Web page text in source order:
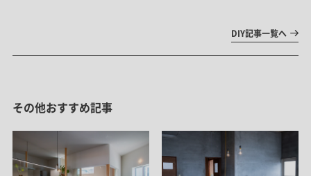
DIY記事一覧へ
その他おすすめ記事